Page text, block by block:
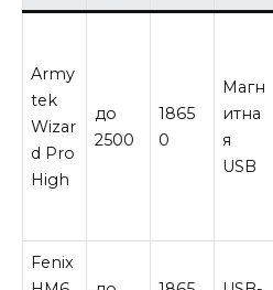
Army
tek
Wizar
d Pro
High
до
2500
1865
0
Магн
итна
я
USB
Fenix